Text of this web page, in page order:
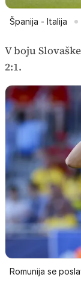
Španija - Italija
V boju
2:1.
Romunija se